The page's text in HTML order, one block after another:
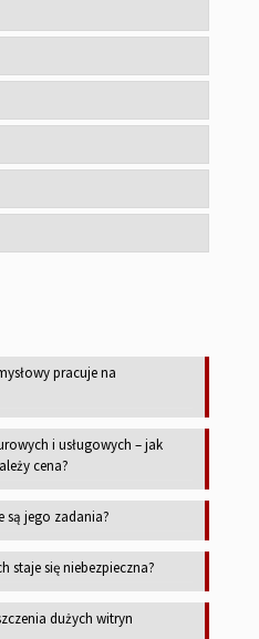
pracuje na
i usługowych – jak
cena?
są jego zadania?
staje się niebezpieczna?
dużych witryn